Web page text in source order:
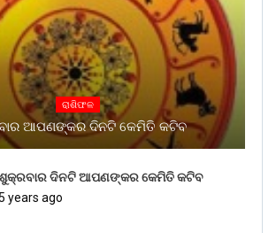
ରାଶିଫଳ
ଆପଣଙ୍କର ଦିନଟି କେମିତି କଟିବ
ଦିନଟି ଆପଣଙ୍କର କେମିତି କଟିବ
years ago